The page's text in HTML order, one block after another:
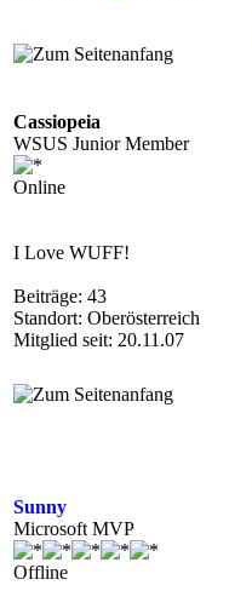
Cassiopeia
WSUS Junior Member
Online
I Love WUFF!
Beiträge: 43
Standort: Oberösterreich
Mitglied seit: 20.11.07
Sunny
Microsoft MVP
Offline